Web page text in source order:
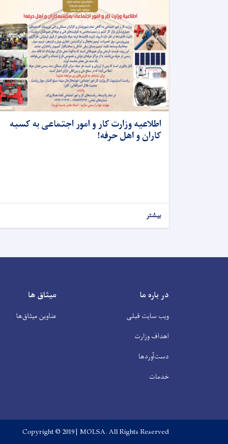
اطلاعیه وزارت کار و امور اجتماعی به کسبه
کاران و اهل حرفه!
بیشتر
در باره ما
ویب سایت قبلی
اهداف وزارت
دست‌آوردها
خدمات
میثاق ها
عناوین‌ میثاق‌ها
Copyright © 2019 | MOLSA. All Rights Reserved